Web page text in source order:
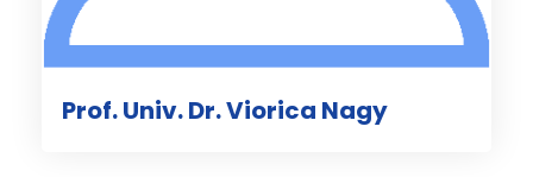
Prof. Univ. Dr. Viorica Nagy